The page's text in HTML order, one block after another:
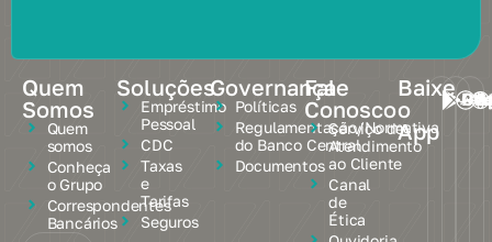
Quem
Somos
Quem
somos
Conheça
o Grupo
Correspondentes
Bancários
Soluções
Empréstimo
Pessoal
CDC
Taxas
e
Tarifas
Seguros
Governança
Políticas
Regulamentação/Normativa
do Banco Central
Documentos
Fale
Conosco
Serviço de
Atendimento
ao Cliente
Canal
de
Ética
Baixe
o
App
Google